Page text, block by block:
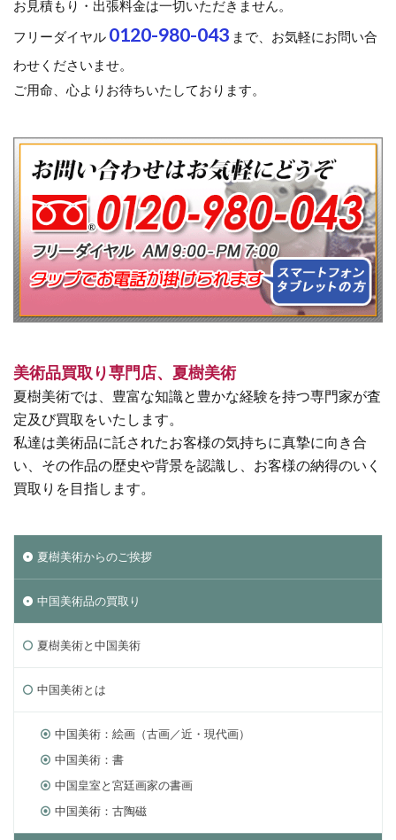
お見積もり・出張料金は一切いただきません。
フリーダイヤル 0120-980-043 まで、お気軽にお問い合
わせくださいませ。
ご用命、心よりお待ちいたしております。
美術品買取り専門店、夏樹美術
夏樹美術では、豊富な知識と豊かな経験を持つ専門家が査
定及び買取をいたします。
私達は美術品に託されたお客様の気持ちに真摯に向き合
い、その作品の歴史や背景を認識し、お客様の納得のいく
買取りを目指します。
夏樹美術からのご挨拶
中国美術品の買取り
夏樹美術と中国美術
中国美術とは
中国美術：絵画（古画／近・現代画）
中国美術：書
中国皇室と宮廷画家の書画
中国美術：古陶磁